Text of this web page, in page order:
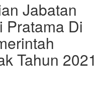
Jabatan
Pratama Di
Tahun 2021